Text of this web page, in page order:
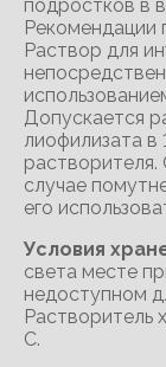
подростков в
Рекомендации
Раствор для
Допускается
лиофилизата в
растворителя.
случае
его
Условия
света месте
недоступном
Растворитель
С.